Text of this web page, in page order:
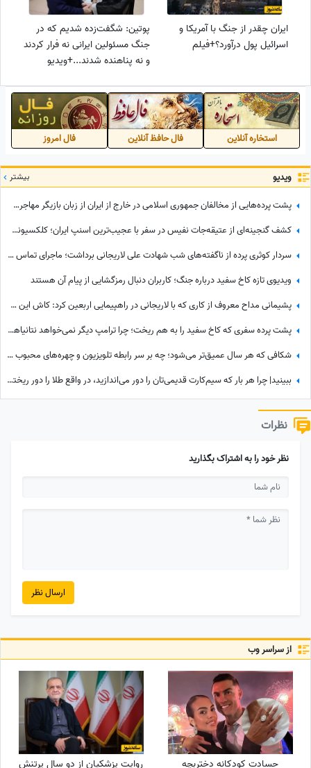
ایران چقدر از جنگ با آمریکا و
اسرائیل پول درآورد؟+فیلم
پوتین: شگفت‌زده شدیم که در
جنگ مسئولین ایرانی نه فرار کردند
و نه پناهنده شدند...+ویدیو
استخاره آنلاین فال حافظ آنلاین فال امروز
ویدیو بیشتر
پشت پرده‌هایی از مخالفان جمهوری اسلامی در خارج از ایران از زبان بازیگر مهاجرت کرده / حامیان جمهوری اسلامی جان خود را هم می‌دهند
کشف گنجینه‌ای از عتیقه‌جات نفیس در سفر با عجیب‌ترین اسنپ ایران؛ کلکسیونی که همه را شگفت‌زده کرد
سردار کوثری پرده از ناگفته‌های شب شهادت علی لاریجانی برداشت؛ ماجرای تماس آخر پسر شهید لاریجانی چه بود؟
ویدیوی تازه کاخ سفید درباره جنگ؛ کاربران دنبال رمزگشایی از پیام آن هستند
پشیمانی مداح معروف از کاری که با لاریجانی در راهپیمایی اربعین کرد: کاش این کار را نمی‌کردم
پشت پرده سفری که کاخ سفید را به هم ریخت؛ چرا ترامپ دیگر نمی‌خواهد نتانیاهو را ببیند؟
شکافی که هر سال عمیق‌تر می‌شود؛ چه بر سر رابطه تلویزیون و چهره‌های محبوب آمد؟
ببینید| چرا هر بار که سیم‌کارت قدیمی‌تان را دور می‌اندازید، در واقع طلا را دور ریخته‌اید؟
نظرات
نظر خود را به اشتراک بگذارید
ارسال نظر
از سراسر وب
حسادت کودکانه دختربچه
روایت پزشکیان از دو سال پرتنش